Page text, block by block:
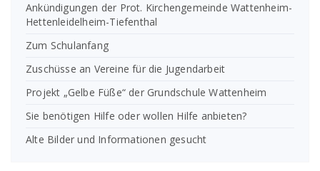
Ankündigungen der Prot. Kirchengemeinde Wattenheim-
Hettenleidelheim-Tiefenthal
Zum Schulanfang
Zuschüsse an Vereine für die Jugendarbeit
Projekt „Gelbe Füße“ der Grundschule Wattenheim
Sie benötigen Hilfe oder wollen Hilfe anbieten?
Alte Bilder und Informationen gesucht